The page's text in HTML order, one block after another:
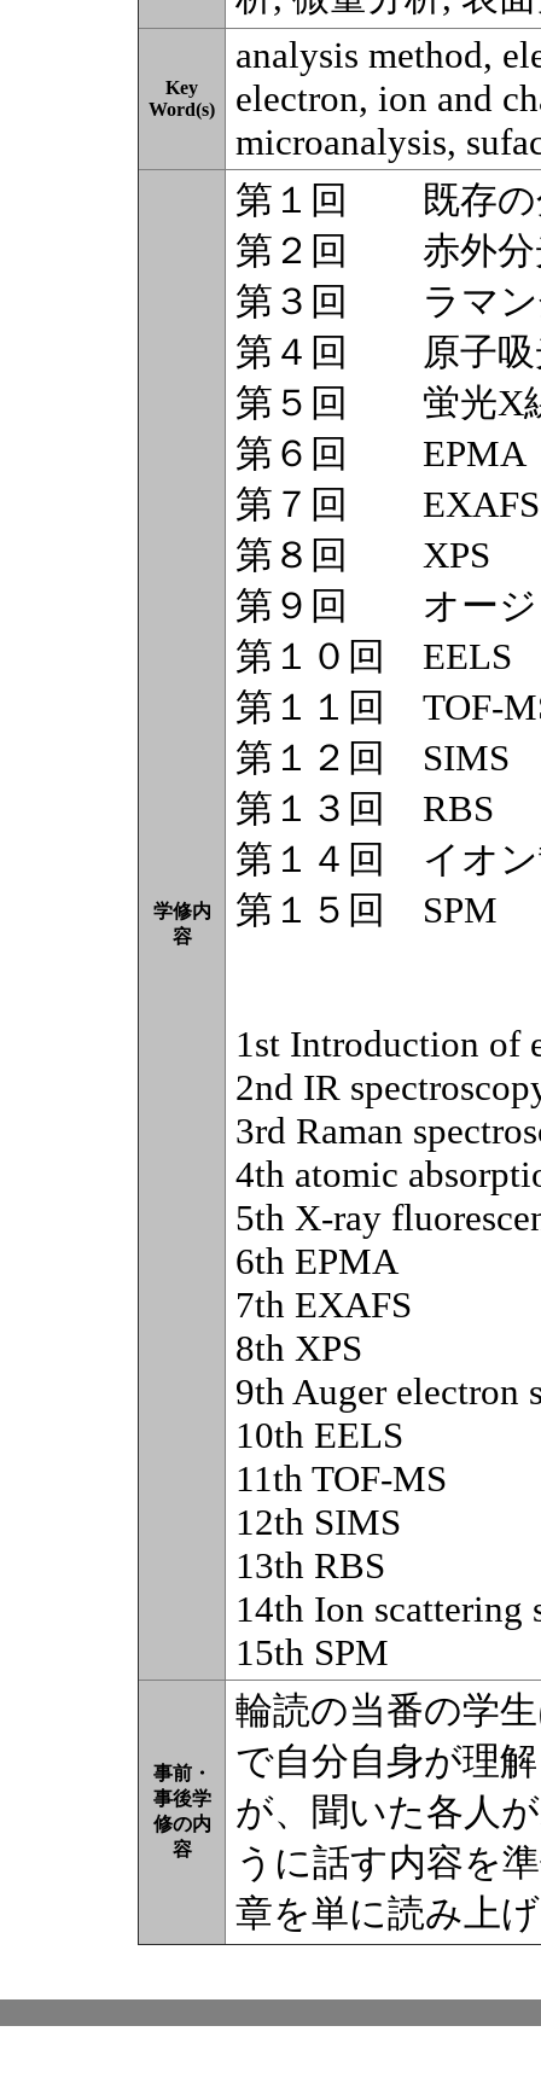
Key
Word(s)
analysis method,
electron, ion and
microanalysis,
学修内
容
第１回 既存の
第２回 赤外分
第３回 ラマン
第４回 原子吸
第５回 蛍光X
第６回 EPMA
第７回 EXAFS
第８回 XPS
第９回 オージ
第１０回 EELS
第１１回 TOF-
第１２回 SIMS
第１３回 RBS
第１４回 イオン
第１５回 SPM
1st Introduction of
2nd IR
3rd Raman
4th atomic
5th X-ray
6th EPMA
7th EXAFS
8th XPS
9th Auger electron
10th EELS
11th TOF-MS
12th SIMS
13th RBS
14th Ion scattering
15th SPM
事前・
事後学
修の内
容
輪読の当番の学
で自分自身が理
が、聞いた各人
うに話す内容を
章を単に読み上